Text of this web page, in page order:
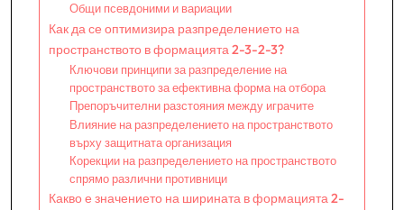
Общи псевдоними и вариации
Как да се оптимизира разпределението на
пространството в формацията 2-3-2-3?
Ключови принципи за разпределение на
пространството за ефективна форма на отбора
Препоръчителни разстояния между играчите
Влияние на разпределението на пространството
върху защитната организация
Корекции на разпределението на пространството
спрямо различни противници
Какво е значението на ширината в формацията 2-